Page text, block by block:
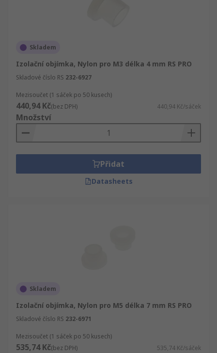
Skladem
Izolační objímka, Nylon pro M3 délka 4 mm RS PRO
Skladové číslo RS 232-6927
Mezisoučet (1 sáček po 50 kusech)
440,94 Kč(bez DPH) 440,94 Kč/sáček
Množství
Přidat
Datasheets
Skladem
Izolační objímka, Nylon pro M5 délka 7 mm RS PRO
Skladové číslo RS 232-6971
Mezisoučet (1 sáček po 50 kusech)
535,74 Kč(bez DPH) 535,74 Kč/sáček